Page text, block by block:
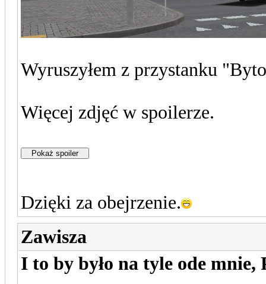
Wyruszyłem z przystanku
Więcej zdjęć w spoilerze.
Dzięki za obejrzenie.
Zawisza
I to by było na tyle ode